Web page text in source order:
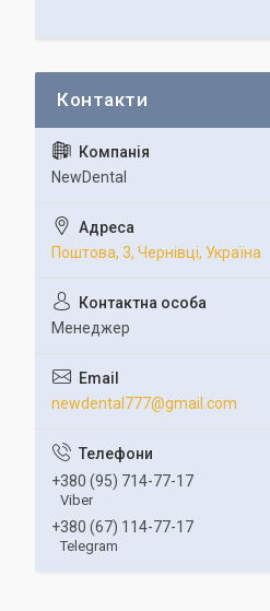
NewDental
Поштова, 3, Чернівці, Україна
Менеджер
newdental777@gmail.com
+380 (95) 714-77-17
Viber
+380 (67) 114-77-17
Telegram